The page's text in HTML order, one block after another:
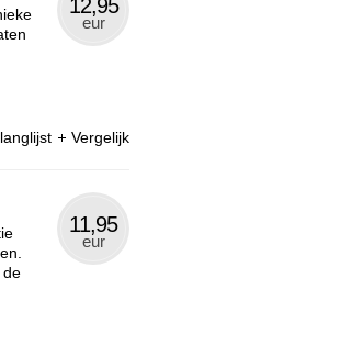
12,95
eur
Vergelijk
de
11,95
eur